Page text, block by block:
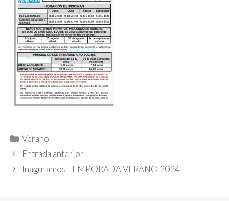
Categorías
Verano
Entrada anterior
Inaguramos TEMPORADA VERANO 2024